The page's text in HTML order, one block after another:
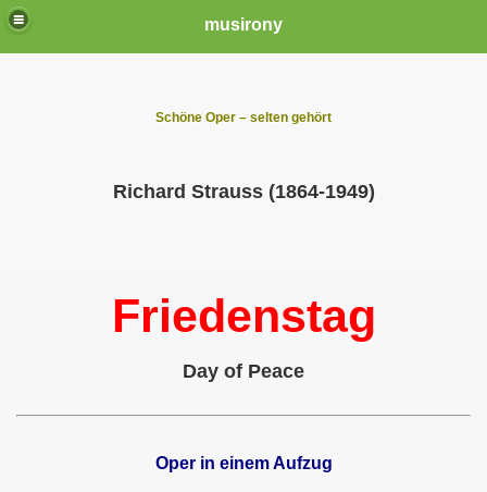
musirony
Schöne Oper – selten gehört
Richard Strauss (1864-1949)
Friedenstag
Day of Peace
Oper in einem Aufzug